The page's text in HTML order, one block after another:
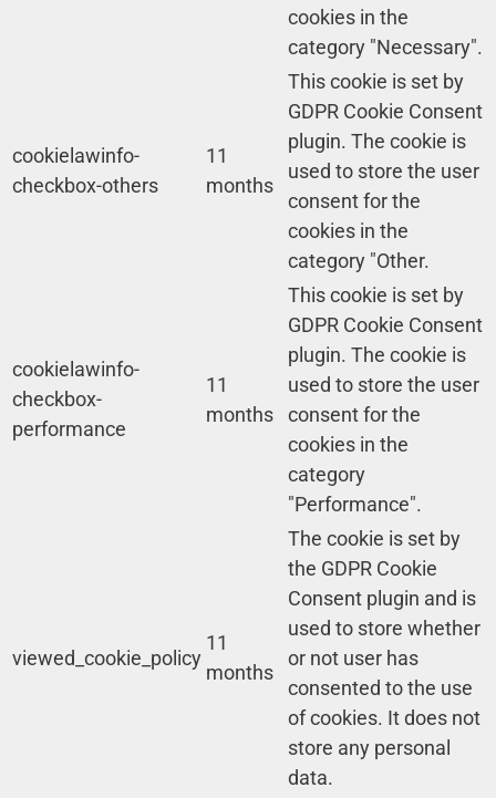
cookies in the
category "Necessary".
cookielawinfo-
checkbox-others
11
months
This cookie is set by
GDPR Cookie Consent
plugin. The cookie is
used to store the user
consent for the
cookies in the
category "Other.
cookielawinfo-
checkbox-
performance
11
months
This cookie is set by
GDPR Cookie Consent
plugin. The cookie is
used to store the user
consent for the
cookies in the
category
"Performance".
viewed_cookie_policy
11
months
The cookie is set by
the GDPR Cookie
Consent plugin and is
used to store whether
or not user has
consented to the use
of cookies. It does not
store any personal
data.